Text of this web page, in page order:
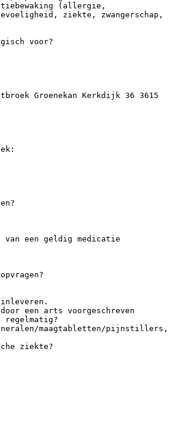
(allergie,
ziekte, zwangerschap,
voor?
Groenekan Kerkdijk 36 3615
een geldig medicatie
een arts voorgeschreven
regelmatig?
maagtabletten/pijnstillers,
ziekte?